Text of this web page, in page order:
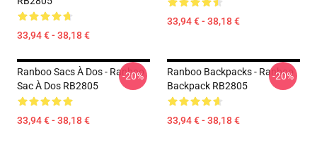
33,94 € - 38,18 €
33,94 € - 38,18 €
Ranboo Sacs À Dos - Ranboo
Sac À Dos RB2805
33,94 € - 38,18 €
-20%
Ranboo Backpacks - Ranboo
Backpack RB2805
33,94 € - 38,18 €
-20%